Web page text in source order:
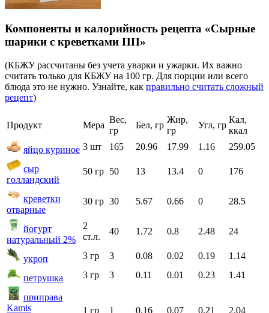
Компоненты и калорийность рецепта «Сырные
шарики с креветками ПП»
(КБЖУ рассчитаны без учета уварки и ужарки. Их важно
считать только для КБЖУ на 100 гр. Для порции или всего
блюда это не нужно. Узнайте, как правильно считать сложный
рецепт)
Продукт Мера
Вес,
гр
Бел, гр
Жир,
гр
Угл, гр
Кал,
ккал
яйцо куриное 3 шт 165 20.96 17.99 1.16 259.05
сыр
голландский
50 гр 50 13 13.4 0 176
креветки
отварные
30 гр 30 5.67 0.66 0 28.5
йогурт
натуральный 2%
2
ст.л.
40 1.72 0.8 2.48 24
укроп 3 гр 3 0.08 0.02 0.19 1.14
петрушка 3 гр 3 0.11 0.01 0.23 1.41
приправа
Kamis
1 гр 1 0.16 0.07 0.21 2.04